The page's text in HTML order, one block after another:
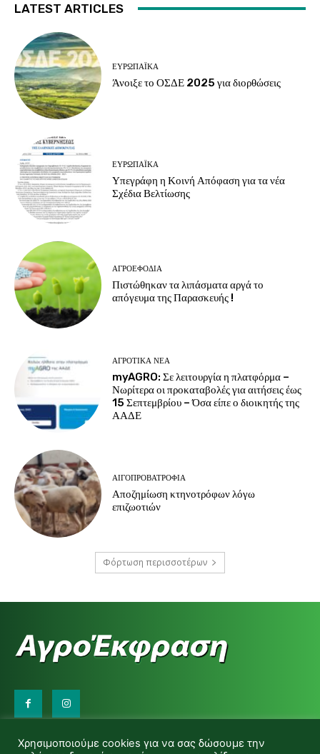
LATEST ARTICLES
ΕΥΡΩΠΑΪΚΆ
Άνοιξε το ΟΣΔΕ 2025 για διορθώσεις
ΕΥΡΩΠΑΪΚΆ
Υπεγράφη η Κοινή Απόφαση για τα νέα
Σχέδια Βελτίωσης
ΑΓΡΟΕΦΌΔΙΑ
Πιστώθηκαν τα λιπάσματα αργά το
απόγευμα της Παρασκευής !
ΑΓΡΟΤΙΚΆ ΝΈΑ
myAGRO: Σε λειτουργία η πλατφόρμα –
Νωρίτερα οι προκαταβολές για αιτήσεις έως
15 Σεπτεμβρίου – Όσα είπε ο διοικητής της
ΑΑΔΕ
ΑΙΓΟΠΡΟΒΑΤΡΟΦΊΑ
Αποζημίωση κτηνοτρόφων λόγω
επιζωοτιών
Φόρτωση περισσοτέρων
d.makas@yahoo.gr
Χρησιμοποιούμε cookies για να σας δώσουμε την